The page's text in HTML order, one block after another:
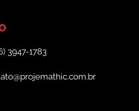
3947-1783